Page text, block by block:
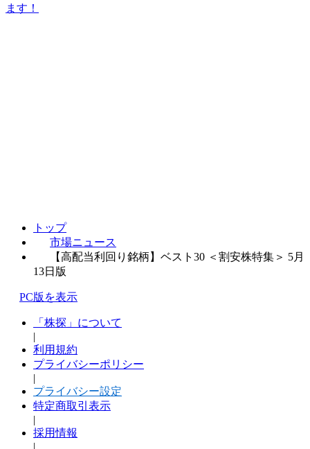
ます！
トップ
市場ニュース
【高配当利回り銘柄】ベスト30 ＜割安株特集＞ 5月
13日版
PC版を表示
「株探」について
|
利用規約
プライバシーポリシー
|
プライバシー設定
特定商取引表示
|
採用情報
|